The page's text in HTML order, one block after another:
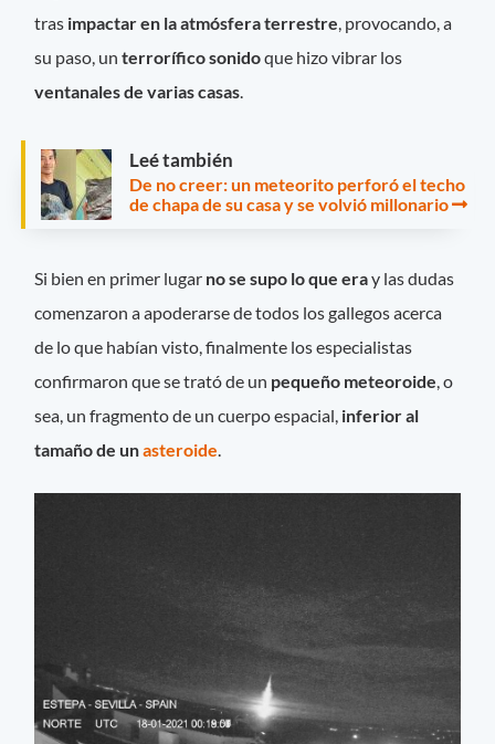
tras impactar en la atmósfera terrestre , provocando, a
su paso, unterrorífico sonidoque hizo vibrar los
ventanales de varias casas
Leé también
De no creer: un meteorito perforó el techo
de chapa de su casa y se volvió millonario
Si bien en primer lugar no se supo lo que eray las dudas
comenzaron a apoderarse de todos los gallegos acerca
de lo que habían visto, finalmente los especialistas
confirmaron que se trató de un pequeño meteoroide, o
sea, un fragmento de un cuerpo espacial, inferior al
tamaño de unasteroide.